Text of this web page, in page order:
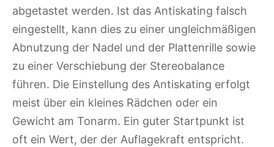
abgetastet werden. Ist das Antiskating falsch
eingestellt, kann dies zu einer ungleichmäßigen
Abnutzung der Nadel und der Plattenrille sowie
zu einer Verschiebung der Stereobalance
führen. Die Einstellung des Antiskating erfolgt
meist über ein kleines Rädchen oder ein
Gewicht am Tonarm. Ein guter Startpunkt ist
oft ein Wert, der der Auflagekraft entspricht.